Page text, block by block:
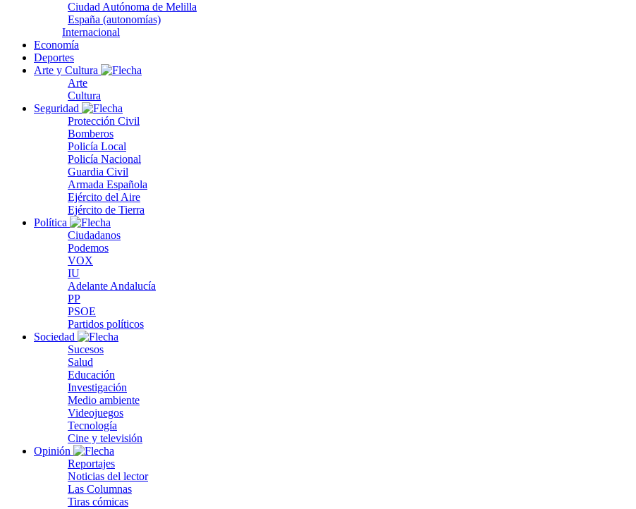
Ciudad Autónoma de Melilla
España (autonomías)
Internacional
Economía
Deportes
Arte y Cultura
Arte
Cultura
Seguridad
Protección Civil
Bomberos
Policía Local
Policía Nacional
Guardia Civil
Armada Española
Ejército del Aire
Ejército de Tierra
Política
Ciudadanos
Podemos
VOX
IU
Adelante Andalucía
PP
PSOE
Partidos políticos
Sociedad
Sucesos
Salud
Educación
Investigación
Medio ambiente
Videojuegos
Tecnología
Cine y televisión
Opinión
Reportajes
Noticias del lector
Las Columnas
Tiras cómicas